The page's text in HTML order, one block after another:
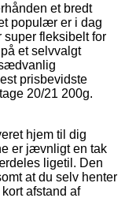
et bredt
populær er i dag
super fleksibelt for
et selvvalgt
prisbevidste
20/21 200g.
hjem til dig
er jævnligt en tak
ligetil. Den
at du selv henter
afstand af